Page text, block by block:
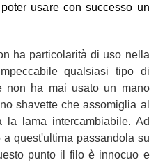
usare con successo un
ha particolarità di uso nella
qualsiasi tipo di
non ha mai usato un mano
shavette che assomiglia al
la lama intercambiabile. Ad
quest'ultima passandola su
punto il filo è innocuo e